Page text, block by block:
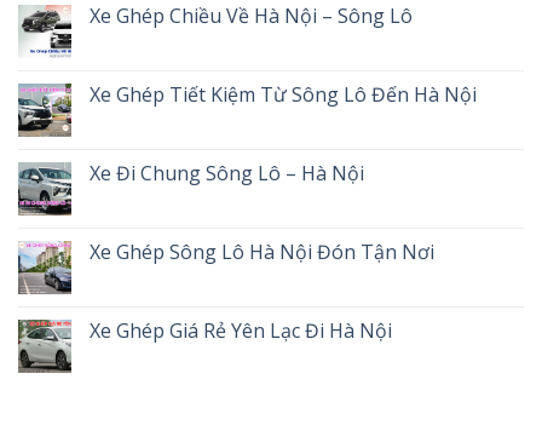
Xe Ghép Chiều Về Hà Nội – Sông Lô
Xe Ghép Tiết Kiệm Từ Sông Lô Đến Hà Nội
Xe Đi Chung Sông Lô – Hà Nội
Xe Ghép Sông Lô Hà Nội Đón Tận Nơi
Xe Ghép Giá Rẻ Yên Lạc Đi Hà Nội